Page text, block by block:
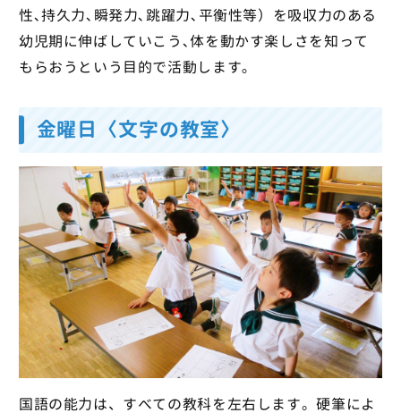
性､持久力､瞬発力､跳躍力､平衡性等）を吸収力のある
幼児期に伸ばしていこう､体を動かす楽しさを知って
もらおうという目的で活動します｡
金曜日〈文字の教室〉
国語の能力は、すべての教科を左右します。硬筆によ